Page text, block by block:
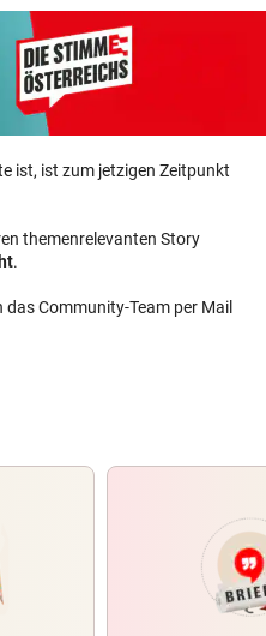
ist, ist zum jetzigen Zeitpunkt
themenrelevanten Story
.
das Community-Team per Mail